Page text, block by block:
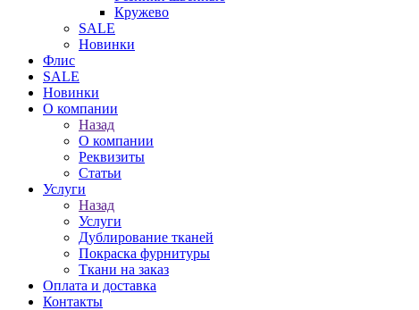
Кружево
SALE
Новинки
Флис
SALE
Новинки
О компании
Назад
О компании
Реквизиты
Статьи
Услуги
Назад
Услуги
Дублирование тканей
Покраска фурнитуры
Ткани на заказ
Оплата и доставка
Контакты